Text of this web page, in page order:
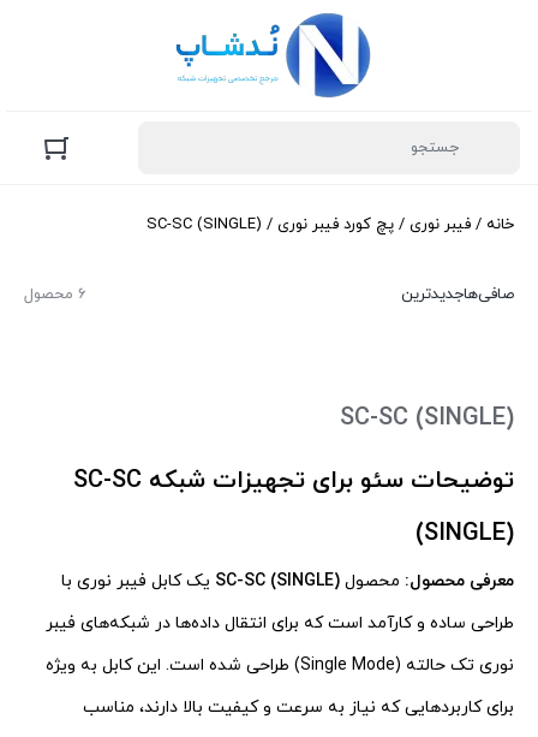
خانه / فیبر نوری / پچ کورد فیبر نوری / SC-SC (SINGLE)
6 محصول صافی‌هاجدیدترین
SC-SC (SINGLE)
توضیحات سئو برای تجهیزات شبکه SC-SC
(SINGLE)
معرفی محصول: محصول SC-SC (SINGLE) یک کابل فیبر نوری با
طراحی ساده و کارآمد است که برای انتقال داده‌ها در شبکه‌های فیبر
نوری تک حالته (Single Mode) طراحی شده است. این کابل به ویژه
برای کاربردهایی که نیاز به سرعت و کیفیت بالا دارند، مناسب